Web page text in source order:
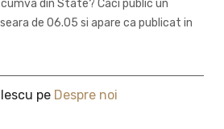
din State? Caci public un
de 06.05 si apare ca publicat in
pe Despre noi